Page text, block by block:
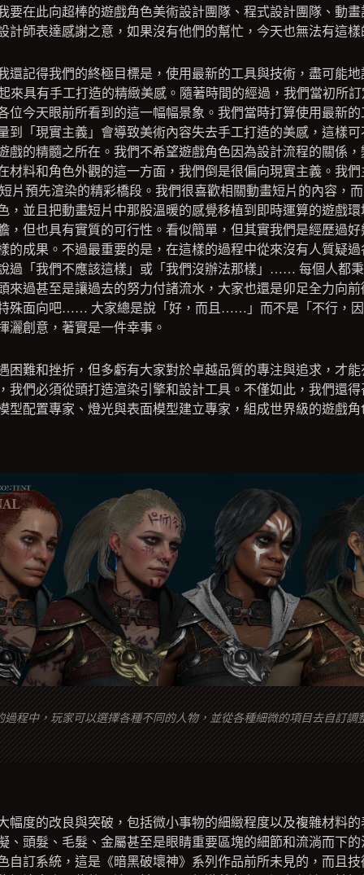
要在此向超棒的遊戲角色美術設計團隊、程式設計團隊、動
計師表達感謝之意，如果沒有他們的幫忙，今天也無法有這樣
還記得我們的終極目標是，使用最新的工具與技術，盡可能
來具有手工打造的精緻美感。隨著時間的經過，我們當初所
位今天眼前所看到的這一幅幅景象。我們當時打算使用最新
到「現實主義」會導致美術內容失去手工打造的美感，這樣
戲的精髓之所在。我們不希望遊戲角色因為設計流程的關係
材料和角色外觀的這一方面，我們倒是很偏向現實主義。我
片預先渲染的精彩橋段。我們很喜歡相關動畫短片的內容，
，並且把動畫短片中那股溫暖的感覺移植到即時運算的遊戲
，但也具有實質的可行性。看似簡單，但其實我們是經歷過
的成果。不過最重要的是，在這樣的過程中從來沒有人質疑
過「我們不應該這樣」或「我們沒辦法那樣」…… 每個人都
來過甚至是讓過去的努力付諸流水，大家也還是卯足全力向
殊面向吧…… 大家總是說「好，而且……」而不是「不行，
灑創意，著實是一件幸事。
困難和挫折，但多虧有大家對於卓越品質的專注與追求，才
我們必須從頭打造渲染引擎和設計工具。不僅如此，我們還
型配置專家、燈光與表面模型建立專家，組成世界級的遊戲
過程中，玩家可以選擇各種不同的人物，並從各種細微的項目去自訂調
幅度的改良與突破，包括微小事物的細緻程度以及複雜材料
、頭髮、毛髮、金屬甚至是眼睛重要區塊的細節和流淌而下
自訂系統，這是《暗黑破壞神》系列作品前所未見的，而且